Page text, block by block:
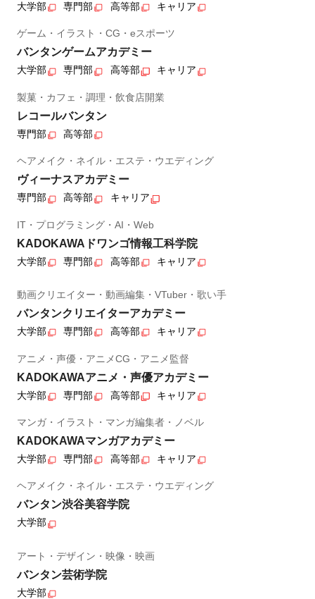
大学部 専門部 高等部 キャリア
ゲーム・イラスト・CG・eスポーツ
バンタンゲームアカデミー
大学部 専門部 高等部 キャリア
製菓・カフェ・調理・飲食店開業
レコールバンタン
専門部 高等部
ヘアメイク・ネイル・エステ・ウエディング
ヴィーナスアカデミー
専門部 高等部 キャリア
IT・プログラミング・AI・Web
KADOKAWAドワンゴ情報工科学院
大学部 専門部 高等部 キャリア
動画クリエイター・動画編集・VTuber・歌い手
バンタンクリエイターアカデミー
大学部 専門部 高等部 キャリア
アニメ・声優・アニメCG・アニメ監督
KADOKAWAアニメ・声優アカデミー
大学部 専門部 高等部 キャリア
マンガ・イラスト・マンガ編集者・ノベル
KADOKAWAマンガアカデミー
大学部 専門部 高等部 キャリア
ヘアメイク・ネイル・エステ・ウエディング
バンタン渋谷美容学院
大学部
アート・デザイン・映像・映画
バンタン芸術学院
大学部